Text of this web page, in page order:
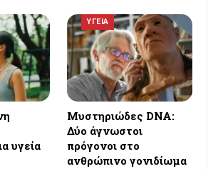
υγεία
ΥΓΕΙΑ
Μυστηριώδες DNA:
Δύο άγνωστοι
πρόγονοι στο
ανθρώπινο γονιδίωμα